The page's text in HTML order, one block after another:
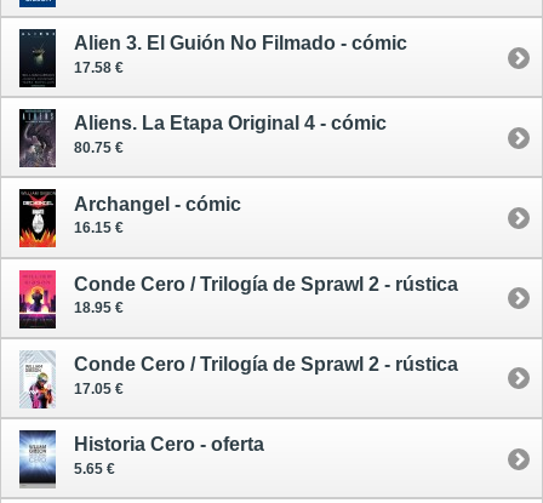
Alien 3. El Guión No Filmado - cómic
17.58 €
Aliens. La Etapa Original 4 - cómic
80.75 €
Archangel - cómic
16.15 €
Conde Cero / Trilogía de Sprawl 2 - rústica
18.95 €
Conde Cero / Trilogía de Sprawl 2 - rústica
17.05 €
Historia Cero - oferta
5.65 €